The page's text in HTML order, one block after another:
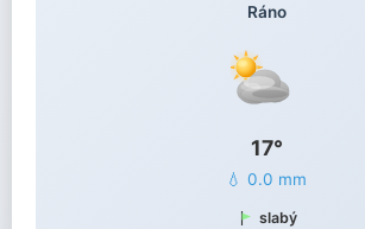
Ráno
17°
💧 0.0 mm
slabý